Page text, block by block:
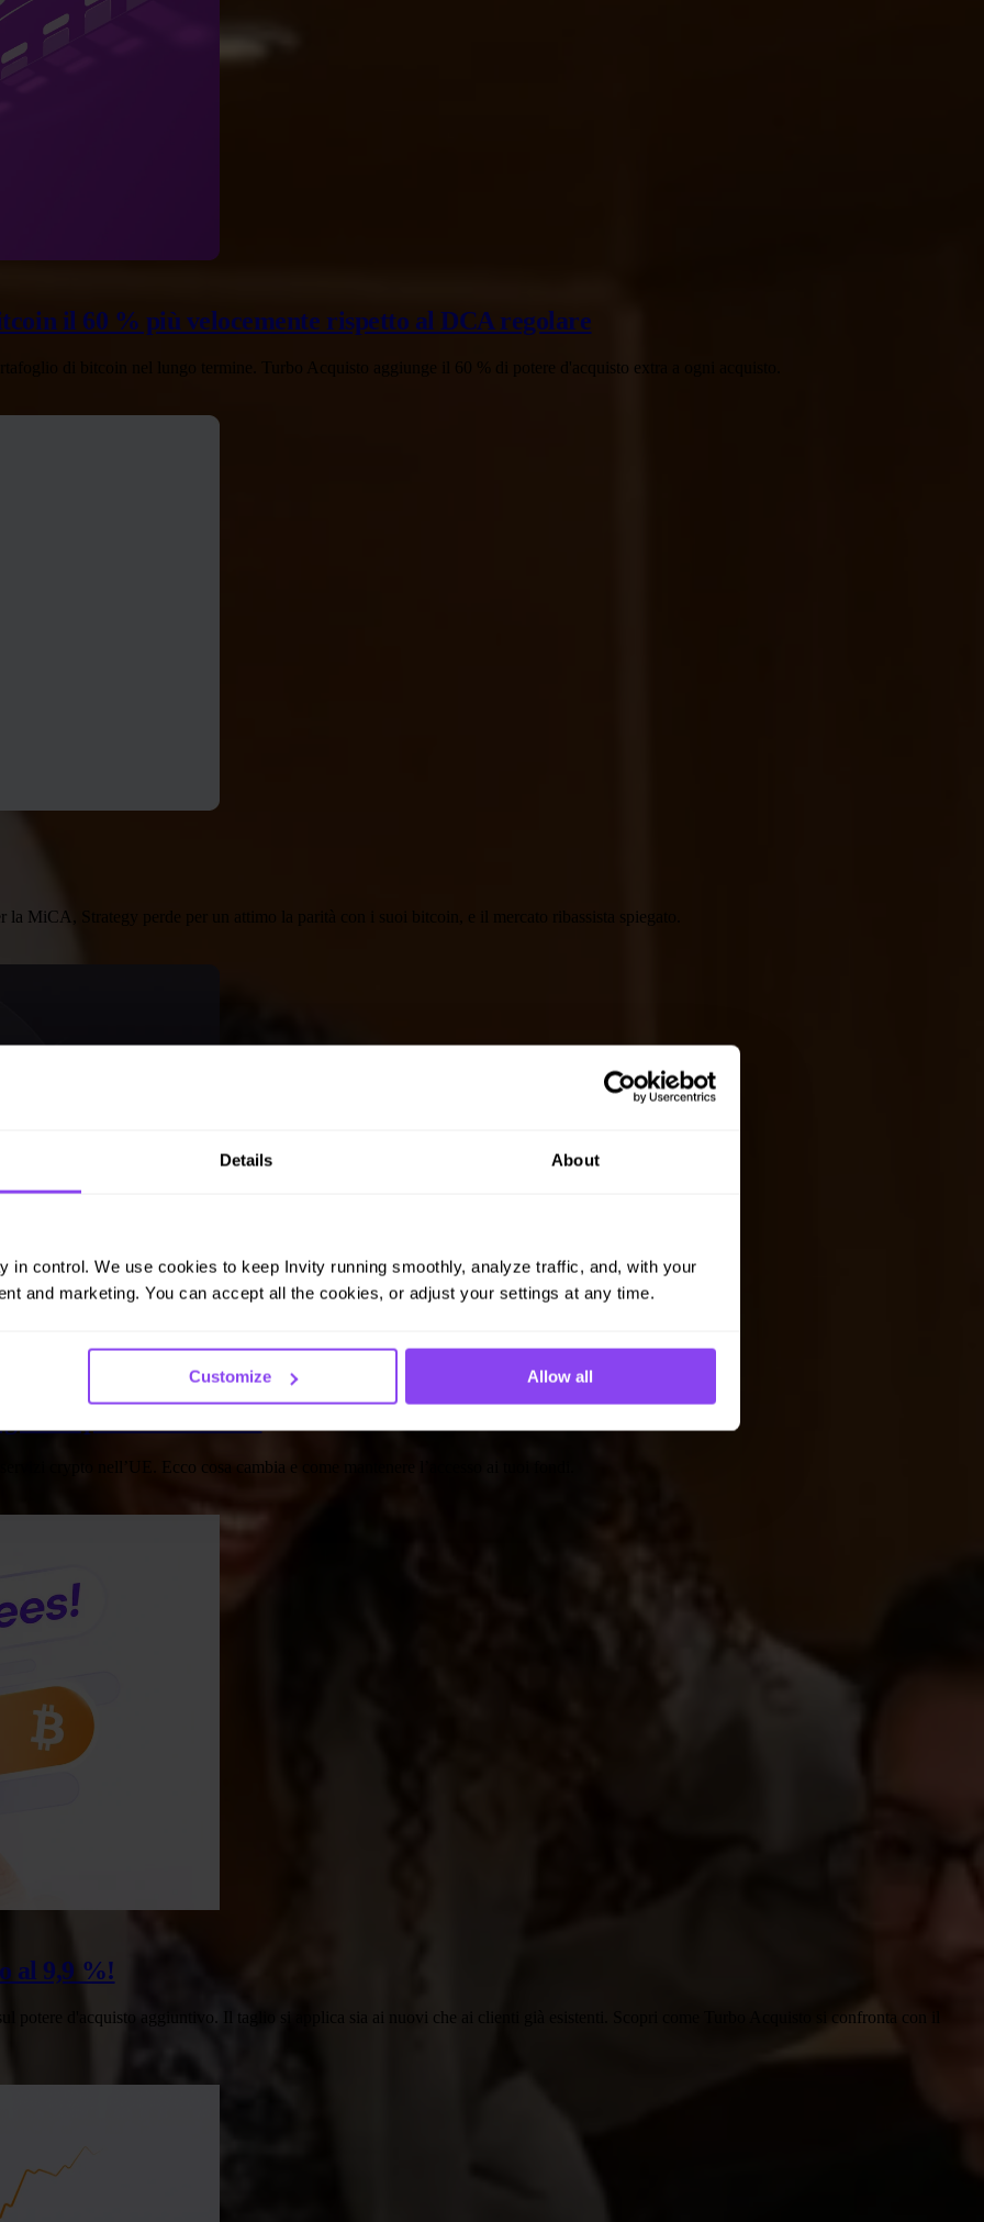
Details About
in control. We use cookies to keep Invity running smoothly, analyze traffic, and, with your
and marketing. You can accept all the cookies, or adjust your settings at any time.
Customize Allow all
il 60 % più velocemente rispetto al DCA regolare
di bitcoin nel lungo termine. Turbo Acquisto aggiunge il 60 % di potere d'acquisto extra a ogni acquisto.
MiCA, Strategy perde per un attimo la parità con i suoi bitcoin, e il mercato ribassista spiegato.
per il tuo bitcoin
crypto nell’UE. Ecco cosa cambia e come mantenere l’accesso ai tuoi fondi.
al 9,9 %!
potere d'acquisto aggiuntivo. Il taglio si applica sia ai nuovi che ai clienti già esistenti. Scopri come Turbo Acquisto si confronta con il